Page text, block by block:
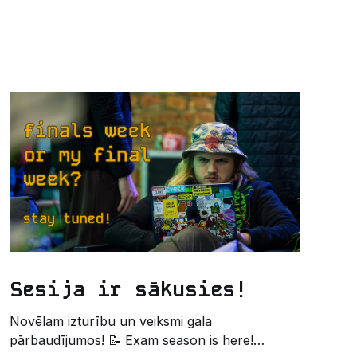
Sesija ir sākusies!
Novēlam izturību un veiksmi gala
pārbaudījumos! 📝 Exam season is here!